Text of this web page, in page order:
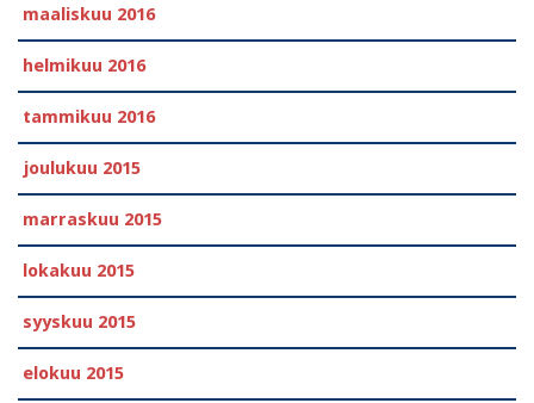
maaliskuu 2016
helmikuu 2016
tammikuu 2016
joulukuu 2015
marraskuu 2015
lokakuu 2015
syyskuu 2015
elokuu 2015